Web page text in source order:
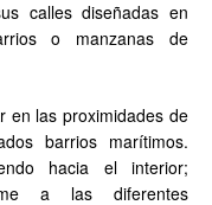
calles diseñadas en
o manzanas de
las proximidades de
barrios marítimos.
hacia el interior;
a las diferentes